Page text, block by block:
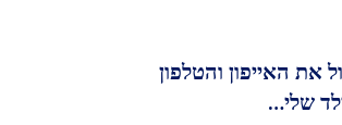
את האייפון והטלפון
שלי…